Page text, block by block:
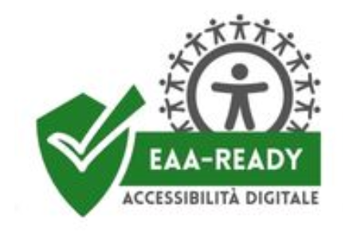
L'
accessibilità digitale
è la capacità di siti
web, applicazioni e servizi online di essere
usati da tutti, incluse persone con disabilità
(visive, uditive, motorie, cognitive) o
esigenze tempo ...
ACCESSIBILITÀ DIGITALE EAA